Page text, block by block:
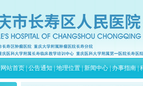
网站首页|公告通知|地理位置|新闻中心|办事指南|